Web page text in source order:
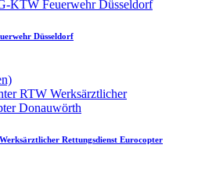
Düsseldorf
Rettungsdienst Eurocopter